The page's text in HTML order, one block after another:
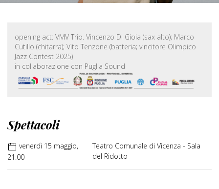
opening act: VMV Trio. Vincenzo Di Gioia (sax alto); Marco
Cutillo (chitarra); Vito Tenzone (batteria; vincitore Olimpico
Jazz Contest 2025)
in collaborazione con Puglia Sound
Spettacoli
venerdì 15 maggio,
21:00
Teatro Comunale di Vicenza - Sala
del Ridotto